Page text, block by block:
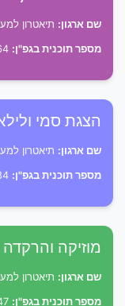
שם ארגון: תיאטרון
מספר תוכנית בגפ"ן:
הצגת סמי
שם ארגון: תיאטרון
מספר תוכנית בגפ"ן:
מוזיקה
שם ארגון: תיאטרון
מספר תוכנית בגפ"ן: